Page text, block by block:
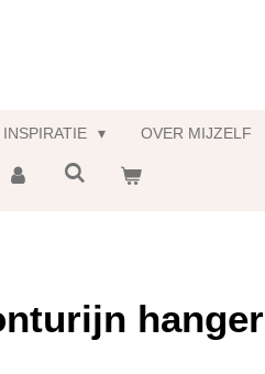
INSPIRATIE OVER MIJZELF
hanger